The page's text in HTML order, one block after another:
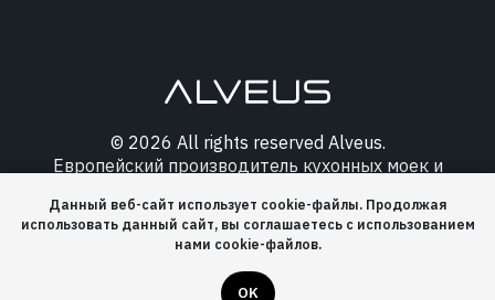
© 2026 All rights reserved Alveus.
Европейский производитель кухонных моек и
Данный веб-сайт использует cookie-файлы. Продолжая
использовать данный сайт, вы соглашаетесь с использованием
нами cookie-файлов.
OK